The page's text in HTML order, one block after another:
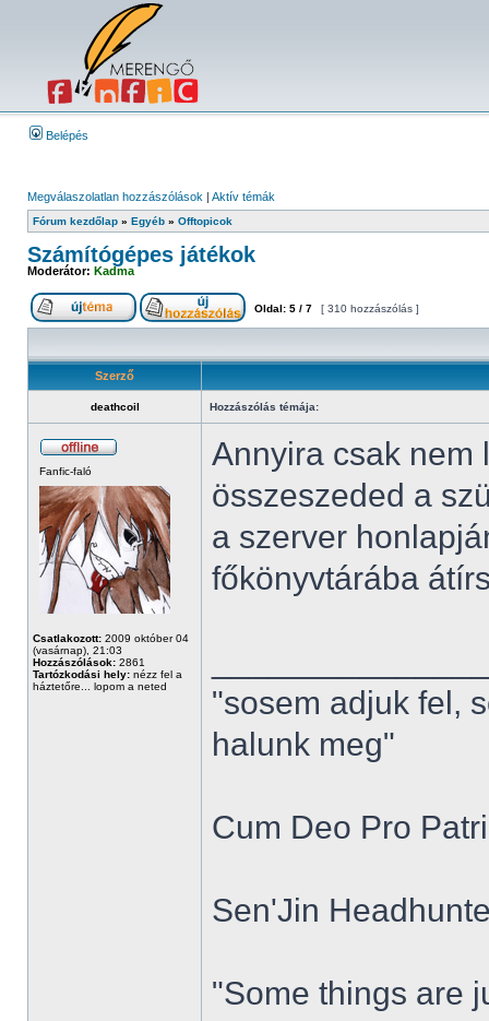
Belépés
Megválaszolatlan hozzászólások | Aktív témák
Fórum kezdőlap » Egyéb » Offtopicok
Számítógépes játékok
Moderátor: Kadma
Oldal: 5 / 7 [ 310 hozzászólás ]
Szerző
deathcoil Hozzászólás témája:
Fanfic-faló
Csatlakozott: 2009 október 04
(vasárnap), 21:03
Hozzászólások: 2861
Tartózkodási hely: nézz fel a
háztetőre... lopom a neted
Annyira csak nem
összeszeded a
a szerver
főkönyvtárába
"sosem adjuk fel,
halunk meg"
Cum Deo Pro
Sen'Jin
"Some things are